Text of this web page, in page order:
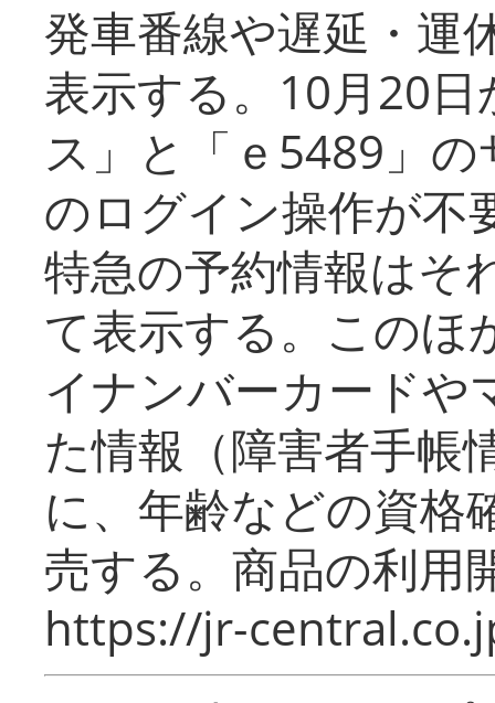
発車番線や遅延・運
表示する。10月20
ス」と「ｅ5489」
のログイン操作が不
特急の予約情報はそ
て表示する。このほ
イナンバーカードや
た情報（障害者手帳
に、年齢などの資格
売する。商品の利用
https://jr-